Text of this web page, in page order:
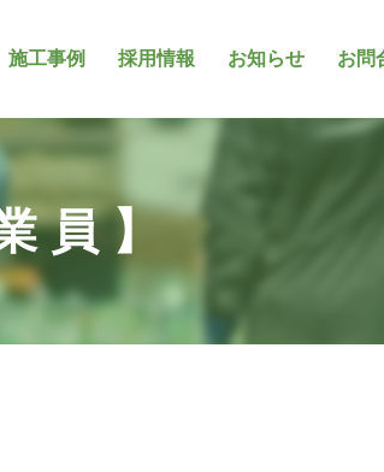
施工事例 採用情報 お知らせ お問
員】